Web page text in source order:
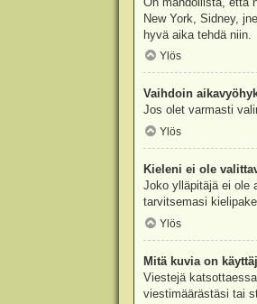
New York, Sidney,
hyvä aika tehdä niin.
Ylös
Vaihdoin
Jos olet varmasti
Ylös
Kieleni ei ole
Joko ylläpitäjä ei ole
tarvitsemasi
Ylös
Mitä kuvia on
Viestejä
viestimäärästäsi tai